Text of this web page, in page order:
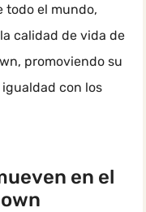
todo el mundo,
calidad de vida de
promoviendo su
con los
en el